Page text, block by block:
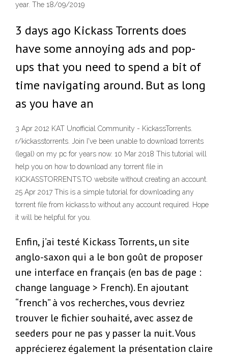
year. The 18/09/2019
3 days ago Kickass Torrents does
have some annoying ads and pop-
ups that you need to spend a bit of
time navigating around. But as long
as you have an
3 Apr 2012 KAT Unofficial Community - KickassTorrents.
r/kickasstorrents. Join I've been unable to download torrents
(legal) on my pc for years now. 10 Mar 2018 This tutorial will
help you on how to download any torrent file in
KICKASSTORRENTS.TO website without creating an account.
25 Apr 2017 This is a simple tutorial for downloading any
torrent file from kickass.to without any account required. Hope
it will be helpful for you.
Enfin, j’ai testé Kickass Torrents, un site
anglo-saxon qui a le bon goût de proposer
une interface en français (en bas de page :
change language > French). En ajoutant
“french” à vos recherches, vous devriez
trouver le fichier souhaité, avec assez de
seeders pour ne pas y passer la nuit. Vous
apprécierez également la présentation claire